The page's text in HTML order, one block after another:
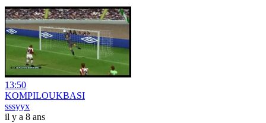
13:50
KOMPILOUKBASI
sssyyx
il y a 8 ans